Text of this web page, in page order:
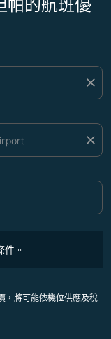
close
close
。
，將可能依機位供應及稅